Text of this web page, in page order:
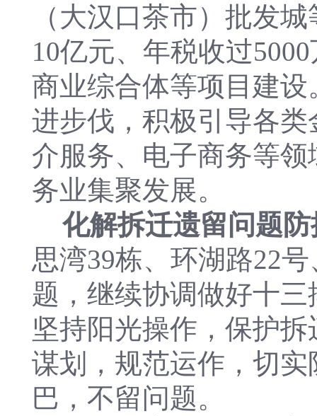
（大汉口茶市）批发
10亿元、年税收过
商业综合体等项目建
进步伐，积极引导各
介服务、电子商务等
务业集聚发展。
化解拆迁遗留问题
思湾39栋、环湖路22
题，继续协调做好十
坚持阳光操作，保护
谋划，规范运作，切
巴，不留问题。